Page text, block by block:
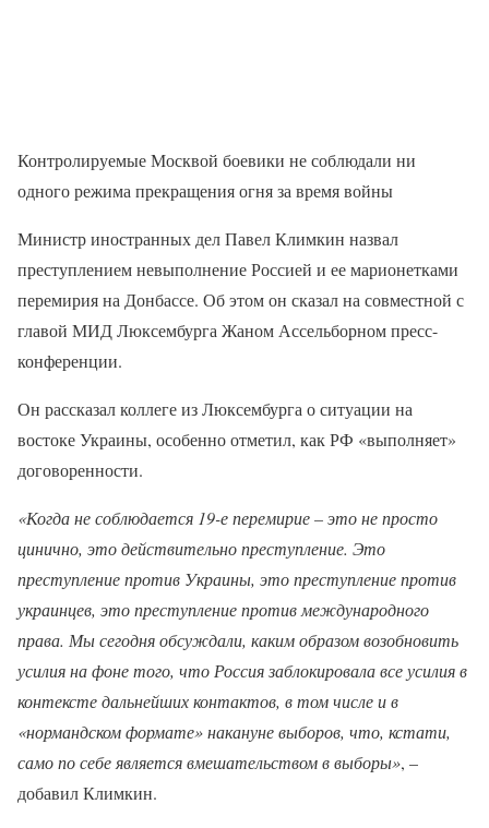
Контролируемые Москвой боевики не соблюдали ни
одного режима прекращения огня за время войны
Министр иностранных дел Павел Климкин назвал
преступлением невыполнение Россией и ее марионетками
перемирия на Донбассе. Об этом он сказал на совместной с
главой МИД Люксембурга Жаном Ассельборном пресс-
конференции.
Он рассказал коллеге из Люксембурга о ситуации на
востоке Украины, особенно отметил, как РФ «выполняет»
договоренности.
«Когда не соблюдается 19-е перемирие – это не просто
цинично, это действительно преступление. Это
преступление против Украины, это преступление против
украинцев, это преступление против международного
права. Мы сегодня обсуждали, каким образом возобновить
усилия на фоне того, что Россия заблокировала все усилия в
контексте дальнейших контактов, в том числе и в
«нормандском формате» накануне выборов, что, кстати,
само по себе является вмешательством в выборы», –
добавил Климкин.